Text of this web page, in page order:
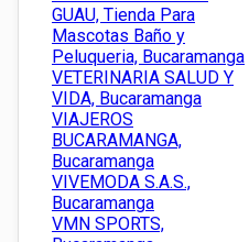
GUAU, Tienda Para
Mascotas Baño y
Peluqueria, Bucaramanga
VETERINARIA SALUD Y
VIDA, Bucaramanga
VIAJEROS
BUCARAMANGA,
Bucaramanga
VIVEMODA S.A.S.,
Bucaramanga
VMN SPORTS,